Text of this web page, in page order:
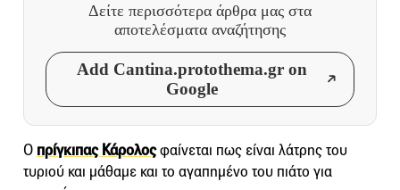
Δείτε περισσότερα άρθρα μας στα
αποτελέσματα αναζήτησης
Add Cantina.protothema.gr on
Google
Ο πρίγκιπας Κάρολοςφαίνεται πως είναι λάτρης του
τυριού και μάθαμε και το αγαπημένο του πιάτο για